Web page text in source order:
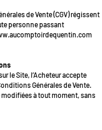
de Vente (CGV) régissent
personne passant
le Site, l’Acheteur accepte
Générales de Vente.
à tout moment, sans